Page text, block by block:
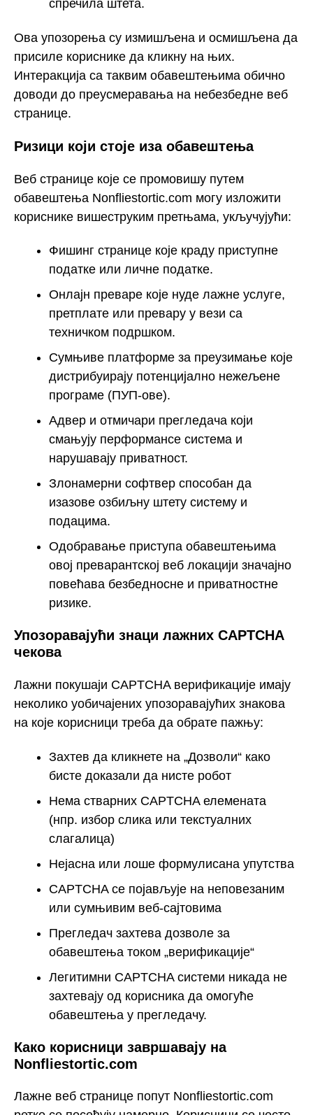
спречила штета.
Ова упозорења су измишљена и осмишљена да
присиле кориснике да кликну на њих.
Интеракција са таквим обавештењима обично
доводи до преусмеравања на небезбедне веб
странице.
Ризици који стоје иза обавештења
Веб странице које се промовишу путем
обавештења Nonfliestortic.com могу изложити
кориснике вишеструким претњама, укључујући:
Фишинг странице које краду приступне
податке или личне податке.
Онлајн преваре које нуде лажне услуге,
претплате или превару у вези са
техничком подршком.
Сумњиве платформе за преузимање које
дистрибуирају потенцијално нежељене
програме (ПУП-ове).
Адвер и отмичари прегледача који
смањују перформансе система и
нарушавају приватност.
Злонамерни софтвер способан да
изазове озбиљну штету систему и
подацима.
Одобравање приступа обавештењима
овој преварантској веб локацији значајно
повећава безбедносне и приватностне
ризике.
Упозоравајући знаци лажних CAPTCHA
чекова
Лажни покушаји CAPTCHA верификације имају
неколико уобичајених упозоравајућих знакова
на које корисници треба да обрате пажњу:
Захтев да кликнете на „Дозволи“ како
бисте доказали да нисте робот
Нема стварних CAPTCHA елемената
(нпр. избор слика или текстуалних
слагалица)
Нејасна или лоше формулисана упутства
CAPTCHA се појављује на неповезаним
или сумњивим веб-сајтовима
Прегледач захтева дозволе за
обавештења током „верификације“
Легитимни CAPTCHA системи никада не
захтевају од корисника да омогуће
обавештења у прегледачу.
Како корисници завршавају на
Nonfliestortic.com
Лажне веб странице попут Nonfliestortic.com